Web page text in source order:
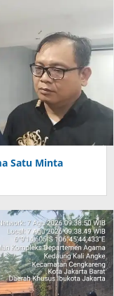
Satu Minta